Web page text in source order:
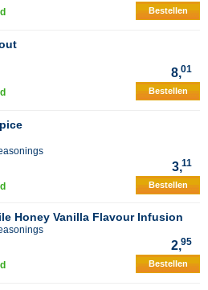
Bestellen
8,01
Bestellen
3,11
Bestellen
Honey Vanilla Flavour Infusion
2,95
Bestellen